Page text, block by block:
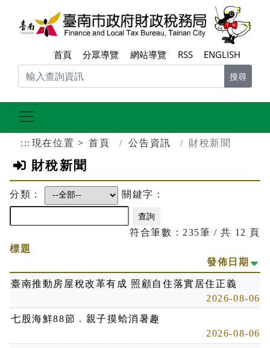
跳到主要內容區塊
首頁 分眾導覽 網站導覽 RSS ENGLISH
搜尋
::: 現在位置 首頁 公告資訊 財稅新聞
財稅新聞
分類： 關鍵字：
符合筆數：235筆 / 共 12 頁
標題
發佈日期
臺南推動房屋稅改革有成 照顧自住落實居住正義
2026-08-06
七股海鮮88節．親子摸蛤消暑趣
2026-08-06